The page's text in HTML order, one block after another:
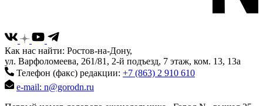
Как нас найти: Ростов-на-Дону,
ул. Варфоломеева, 261/81, 2-й подъезд, 7 этаж, ком. 13, 13а
Телефон (факс) редакции: +7 (863) 2 910 610
e-mail: n@gorodn.ru